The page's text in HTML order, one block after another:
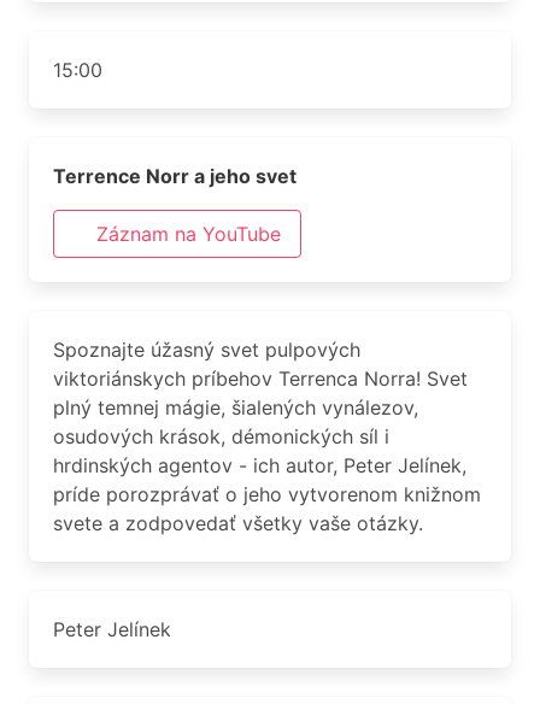
15:00
Terrence Norr a jeho svet
Záznam na YouTube
Spoznajte úžasný svet pulpových
viktoriánskych príbehov Terrenca Norra! Svet
plný temnej mágie, šialených vynálezov,
osudových krások, démonických síl i
hrdinských agentov - ich autor, Peter Jelínek,
príde porozprávať o jeho vytvorenom knižnom
svete a zodpovedať všetky vaše otázky.
Peter Jelínek